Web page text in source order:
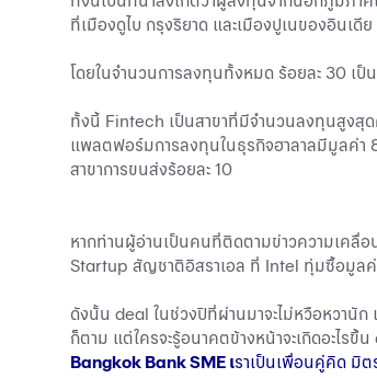
ที่เมืองดูไบ กรุงริยาด และเมืองปูเนของอิน
โดยในจํานวนการลงทุนทั้งหมด ร้อยละ 30 เ
ทั้งนี้ Fintech เป็นสาขาที่มีจํานวนลงทุนสูงสุ
แพลตฟอร์มการลงทุนในธุรกิจฮาลาลมีมูลค่า
สาขาการขนส่งร้อยละ 10
หากท่านผู้อ่านเป็นคนที่ติดตามข่าวความเคลื่
Startup สัญชาติอิสราเอล ที่ Intel ทุ่มซื้อมูลค่
ดังนั้น deal ในช่วงปีที่ผ่านมาจะไม่หวือหวานั
ก็ตาม แต่ใครจะรู้อนาคตข้างหน้าจะเกิดอะไร
Bangkok Bank SME เราเป็นเพื่อนคู่คิด มิต